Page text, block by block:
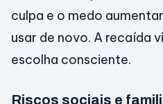
culpa e o medo
usar de novo. A recaída
escolha consciente.
Riscos sociais e